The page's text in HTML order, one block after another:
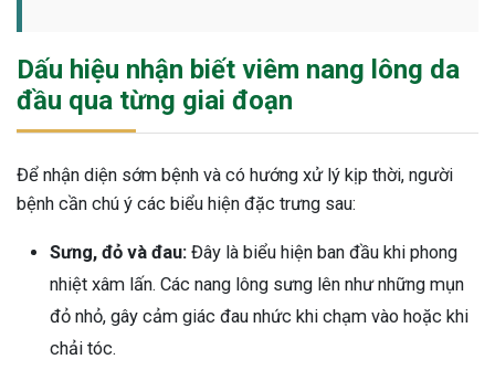
Dấu hiệu nhận biết viêm nang lông da
đầu qua từng giai đoạn
Để nhận diện sớm bệnh và có hướng xử lý kịp thời, người
bệnh cần chú ý các biểu hiện đặc trưng sau:
Sưng, đỏ và đau: Đây là biểu hiện ban đầu khi phong
nhiệt xâm lấn. Các nang lông sưng lên như những mụn
đỏ nhỏ, gây cảm giác đau nhức khi chạm vào hoặc khi
chải tóc.